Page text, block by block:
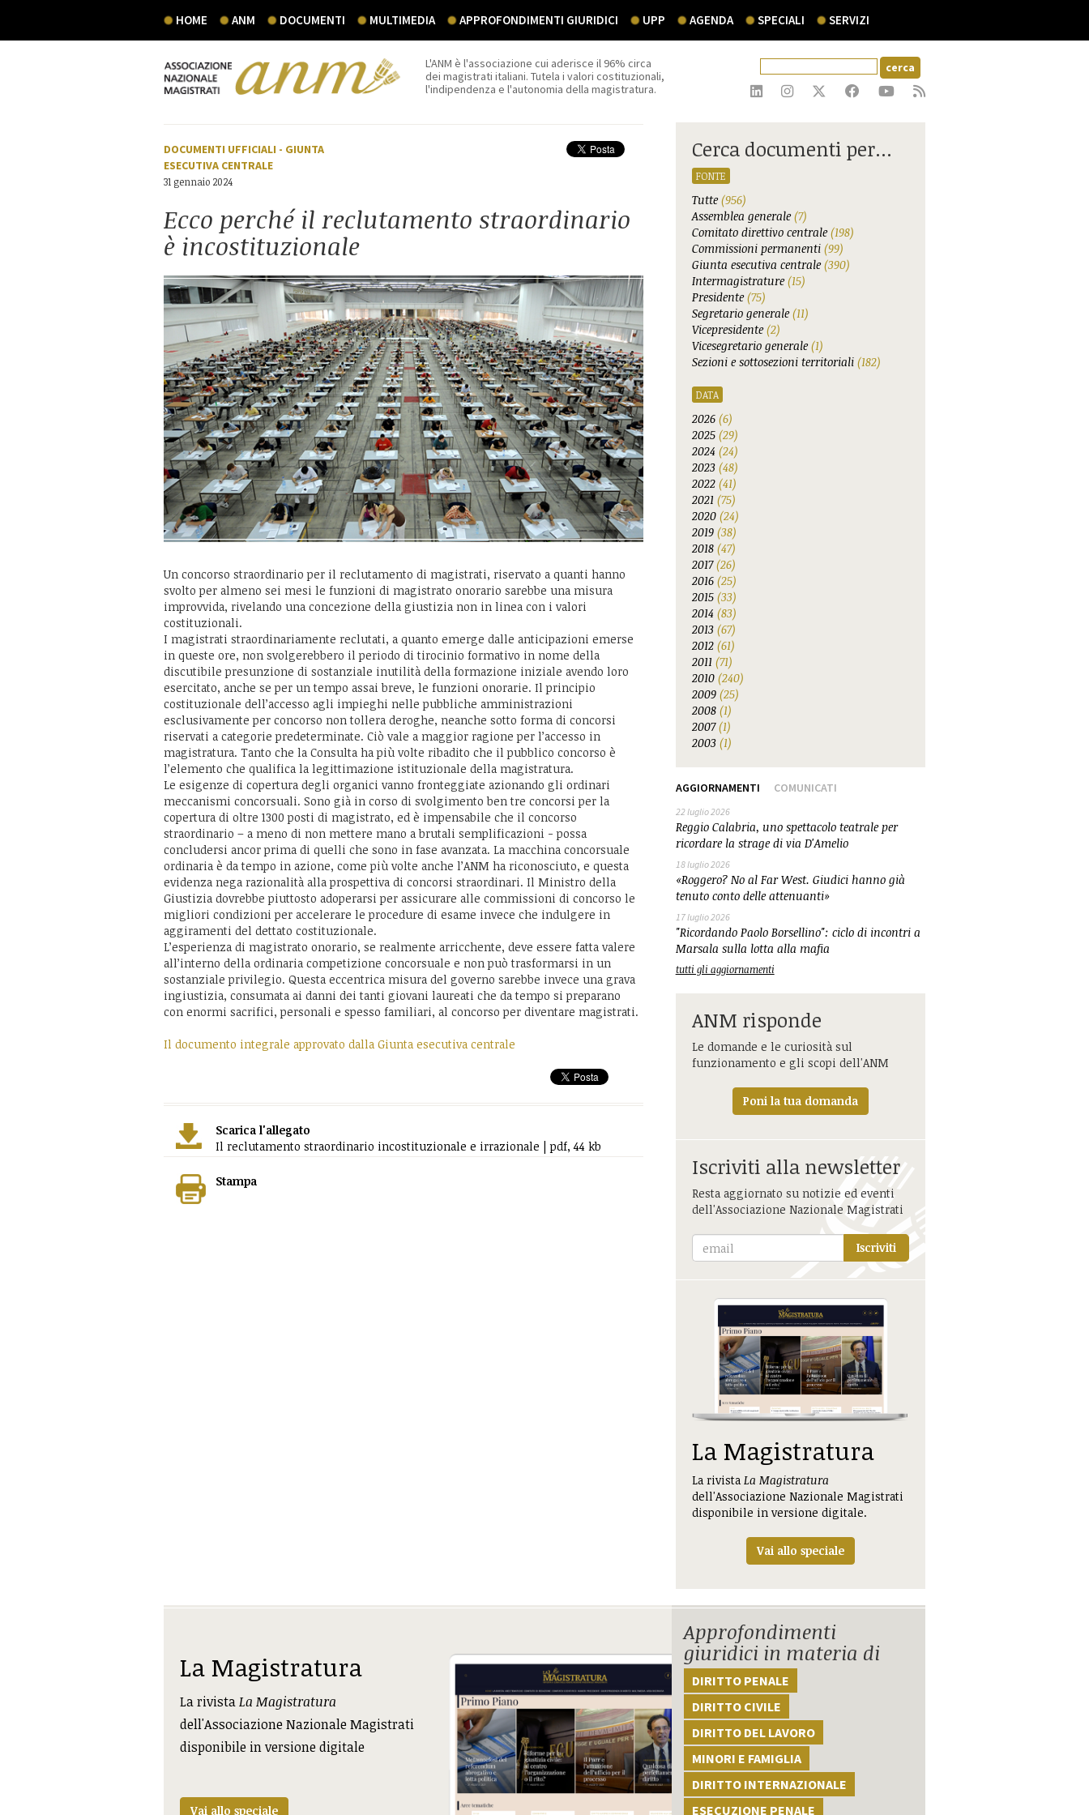
HOME ANM DOCUMENTI MULTIMEDIA APPROFONDIMENTI GIURIDICI UPP AGENDA SPECIALI SERVIZI
L'ANM è l'associazione cui aderisce il 96% circa
dei magistrati italiani. Tutela i valori costituzionali,
l'indipendenza e l'autonomia della magistratura.
DOCUMENTI UFFICIALI - GIUNTA
ESECUTIVA CENTRALE
31 gennaio 2024
Ecco perché il reclutamento straordinario
è incostituzionale
Un concorso straordinario per il reclutamento di magistrati, riservato a quanti hanno
svolto per almeno sei mesi le funzioni di magistrato onorario sarebbe una misura
improvvida, rivelando una concezione della giustizia non in linea con i valori
costituzionali.
I magistrati straordinariamente reclutati, a quanto emerge dalle anticipazioni emerse
in queste ore, non svolgerebbero il periodo di tirocinio formativo in nome della
discutibile presunzione di sostanziale inutilità della formazione iniziale avendo loro
esercitato, anche se per un tempo assai breve, le funzioni onorarie. Il principio
costituzionale dell’accesso agli impieghi nelle pubbliche amministrazioni
esclusivamente per concorso non tollera deroghe, neanche sotto forma di concorsi
riservati a categorie predeterminate. Ciò vale a maggior ragione per l’accesso in
magistratura. Tanto che la Consulta ha più volte ribadito che il pubblico concorso è
l’elemento che qualifica la legittimazione istituzionale della magistratura.
Le esigenze di copertura degli organici vanno fronteggiate azionando gli ordinari
meccanismi concorsuali. Sono già in corso di svolgimento ben tre concorsi per la
copertura di oltre 1300 posti di magistrato, ed è impensabile che il concorso
straordinario – a meno di non mettere mano a brutali semplificazioni - possa
concludersi ancor prima di quelli che sono in fase avanzata. La macchina concorsuale
ordinaria è da tempo in azione, come più volte anche l’ANM ha riconosciuto, e questa
evidenza nega razionalità alla prospettiva di concorsi straordinari. Il Ministro della
Giustizia dovrebbe piuttosto adoperarsi per assicurare alle commissioni di concorso le
migliori condizioni per accelerare le procedure di esame invece che indulgere in
aggiramenti del dettato costituzionale.
L’esperienza di magistrato onorario, se realmente arricchente, deve essere fatta valere
all’interno della ordinaria competizione concorsuale e non può trasformarsi in un
sostanziale privilegio. Questa eccentrica misura del governo sarebbe invece una grava
ingiustizia, consumata ai danni dei tanti giovani laureati che da tempo si preparano
con enormi sacrifici, personali e spesso familiari, al concorso per diventare magistrati.
Il documento integrale approvato dalla Giunta esecutiva centrale
Scarica l'allegato
Il reclutamento straordinario incostituzionale e irrazionale | pdf, 44 kb
Stampa
Cerca documenti per...
FONTE
Tutte(956)
Assemblea generale(7)
Comitato direttivo centrale(198)
Commissioni permanenti (99)
Giunta esecutiva centrale(390)
Intermagistrature(15)
Presidente(75)
Segretario generale(11)
Vicepresidente(2)
Vicesegretario generale(1)
Sezioni e sottosezioni territoriali (182)
DATA
2026 (6)
2025 (29)
2024 (24)
2023 (48)
2022 (41)
2021 (75)
2020 (24)
2019 (38)
2018 (47)
2017(26)
2016 (25)
2015 (33)
2014 (83)
2013 (67)
2012 (61)
2011 (71)
2010 (240)
2009 (25)
2008 (1)
2007(1)
2003 (1)
AGGIORNAMENTI COMUNICATI
22 luglio 2026
Reggio Calabria, uno spettacolo teatrale per
ricordare la strage di via D'Amelio
18 luglio 2026
«Roggero? No al Far West. Giudici hanno già
tenuto conto delle attenuanti»
17 luglio 2026
"Ricordando Paolo Borsellino": ciclo di incontri a
Marsala sulla lotta alla mafia
tutti gli aggiornamenti
ANM risponde
Le domande e le curiosità sul
funzionamento e gli scopi dell'ANM
Poni la tua domanda
Iscriviti alla newsletter
Resta aggiornato su notizie ed eventi
dell'Associazione Nazionale Magistrati
Iscriviti
La Magistratura
La rivistaLa Magistratura
dell'Associazione Nazionale Magistrati
disponibile in versione digitale.
Vai allo speciale
La Magistratura
La rivistaLa Magistratura
dell'Associazione Nazionale Magistrati
disponibile in versione digitale
Vai allo speciale
Approfondimenti
giuridici in materia di
DIRITTO PENALE
DIRITTO CIVILE
DIRITTO DEL LAVORO
MINORI E FAMIGLIA
DIRITTO INTERNAZIONALE
ESECUZIONE PENALE